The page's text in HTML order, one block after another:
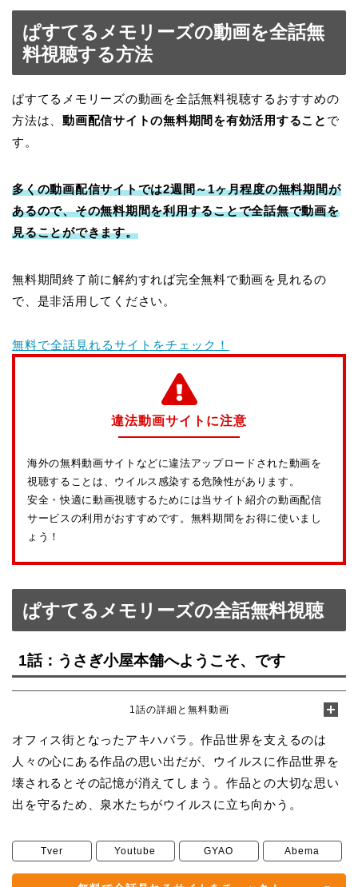
ぱすてるメモリーズの動画を全話無
料視聴する方法
ぱすてるメモリーズの動画を全話無料視聴するおすすめの
方法は、動画配信サイトの無料期間を有効活用すること で
す。
多くの動画配信サイトでは2週間～1ヶ月程度の無料期間が
あるので、その無料期間を利用することで全話無で動画を
見ることができます。
無料期間終了前に解約すれば完全無料で動画を見れるの
で、是非活用してください。
無料で全話見れるサイトをチェック！
違法動画サイトに注意
海外の無料動画サイトなどに違法アップロードされた動画を
視聴することは、ウイルス感染する危険性があります。
安全・快適に動画視聴するためには当サイト紹介の動画配信
サービスの利用がおすすめです。無料期間をお得に使いまし
ょう！
ぱすてるメモリーズの全話無料視聴
1話：うさぎ小屋本舗へようこそ、です
1話の詳細と無料動画
オフィス街となったアキハバラ。作品世界を支えるのは
人々の心にある作品の思い出だが、ウイルスに作品世界を
壊されるとその記憶が消えてしまう。作品との大切な思い
出を守るため、泉水たちがウイルスに立ち向かう。
Tver Youtube GYAO Abema